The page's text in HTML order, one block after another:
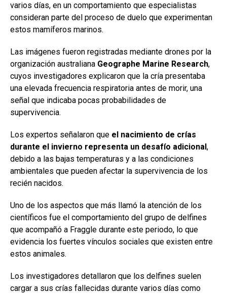
varios días, en un comportamiento que especialistas
consideran parte del proceso de duelo que experimentan
estos mamíferos marinos.
Las imágenes fueron registradas mediante drones por la
organización australiana Geographe Marine Research,
cuyos investigadores explicaron que la cría presentaba
una elevada frecuencia respiratoria antes de morir, una
señal que indicaba pocas probabilidades de
supervivencia.
Los expertos señalaron que el nacimiento de crías
durante el invierno representa un desafío adicional ,
debido a las bajas temperaturas y a las condiciones
ambientales que pueden afectar la supervivencia de los
recién nacidos.
Uno de los aspectos que más llamó la atención de los
científicos fue el comportamiento del grupo de delfines
que acompañó a Fraggle durante este periodo, lo que
evidencia los fuertes vínculos sociales que existen entre
estos animales.
Los investigadores detallaron que los delfines suelen
cargar a sus crías fallecidas durante varios días como